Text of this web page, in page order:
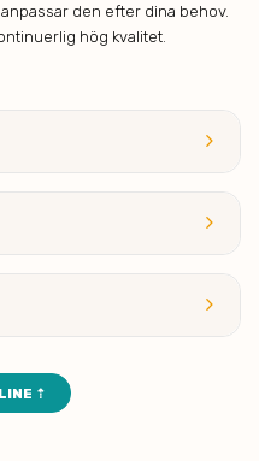
den efter dina behov.
hög kvalitet.
keyboard_arrow_right
keyboard_arrow_right
keyboard_arrow_right
⇡